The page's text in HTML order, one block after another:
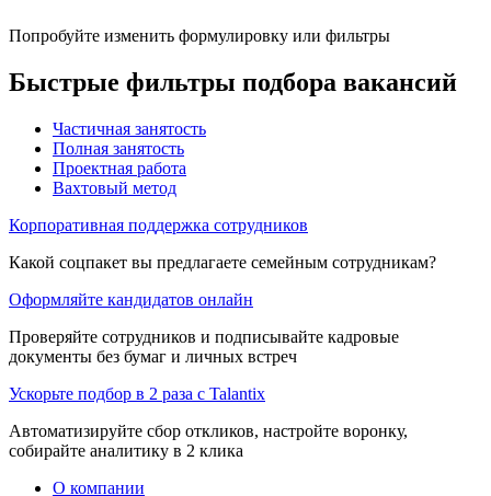
Попробуйте изменить формулировку или фильтры
Быстрые фильтры подбора вакансий
Частичная занятость
Полная занятость
Проектная работа
Вахтовый метод
Корпоративная поддержка сотрудников
Какой соцпакет вы предлагаете семейным сотрудникам?
Оформляйте кандидатов онлайн
Проверяйте сотрудников и подписывайте кадровые
документы без бумаг и личных встреч
Ускорьте подбор в 2 раза с Talantix
Автоматизируйте сбор откликов, настройте воронку,
собирайте аналитику в 2 клика
О компании